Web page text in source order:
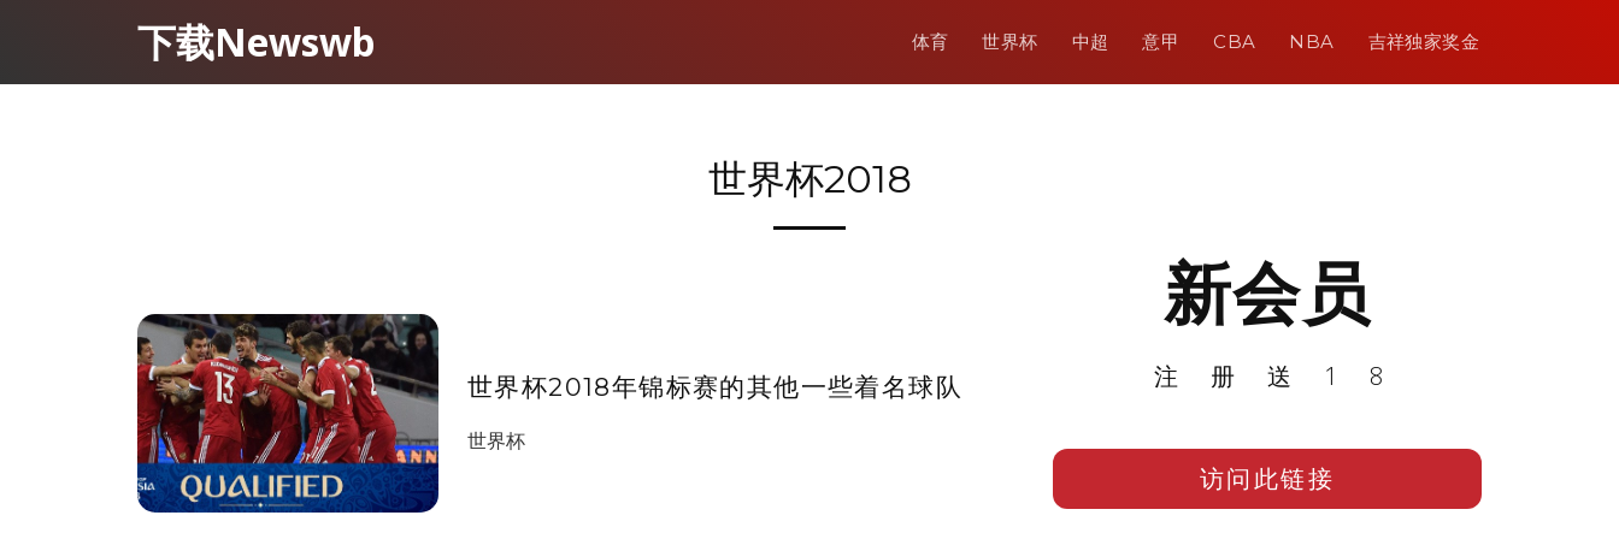
下载Newswb 体育 世界杯 中超 意甲 CBA NBA 吉祥独家奖金
世界杯2018
世界杯2018年锦标赛的其他​​一些着名球队
世界杯
新会员
注册送18
访问此链接